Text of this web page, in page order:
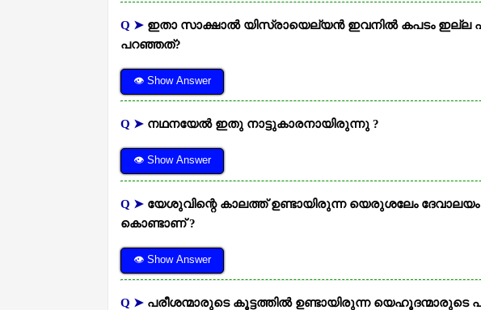
Q ➤ ഇതാ സാക്ഷാല്‍ യിസ്രായെല്യന്‍ ഇവനില്‍ കപടം ഇല്ല
പറഞ്ഞത്?
👁 Show Answer
Q ➤ നഥനയേല്‍ ഇതു നാട്ടുകാരനായിരുന്നു ?
👁 Show Answer
Q ➤ യേശുവിന്റെ കാലത്ത് ഉണ്ടായിരുന്ന യെരുശലേം
കൊണ്ടാണ് ?
👁 Show Answer
Q ➤ പരീശന്മാരുടെ കൂട്ടത്തില്‍ ഉണ്ടായിരുന്ന യെഹൂദന്മാരുടെ